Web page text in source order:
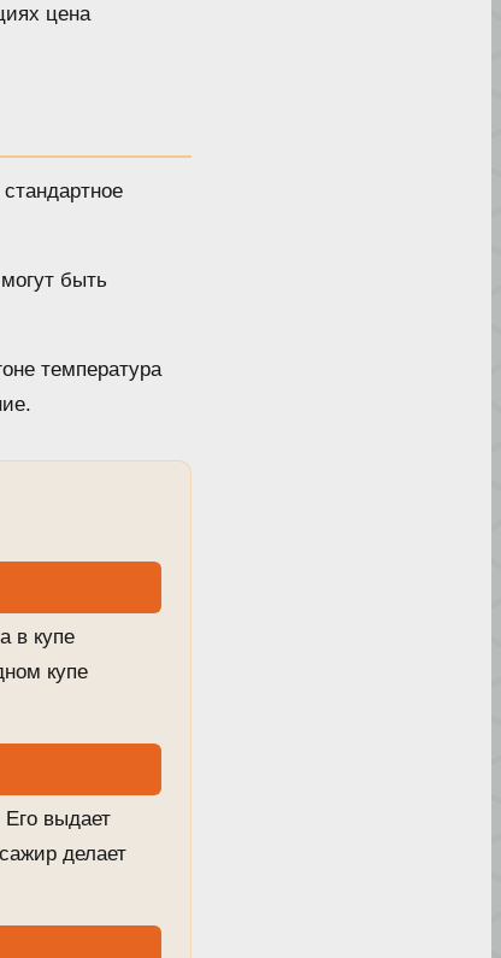
цена
быть
температура
в купе
купе
Его выдает
делает